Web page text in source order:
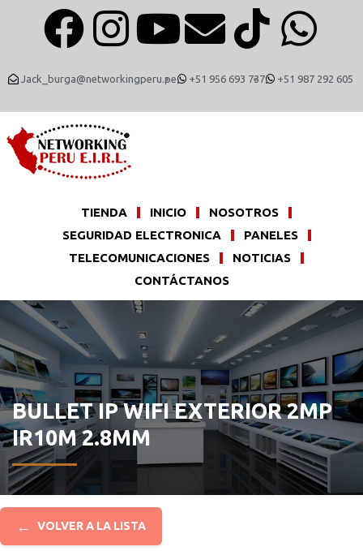
Jack_burga@networkingperu.pe +51 956 693 737 +51 987 292 605
TIENDA INICIO
NOSOTROS
SEGURIDAD ELECTRONICA
PANELES
TELECOMUNICACIONES
NOTICIAS
CONTÁCTANOS
BULLET IP WIFI EXTERIOR 2MP
IR10M 2.8MM
← VOLVER A LA LISTA